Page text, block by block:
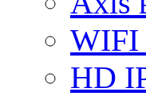
WIFI
HD